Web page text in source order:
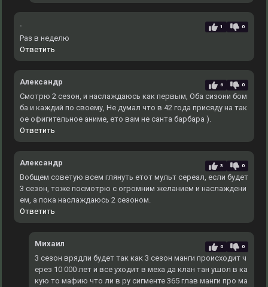
. 1 0
Раз в неделю
Ответить
Александр 6 0
Смотрю 2 сезон, и наслаждаюсь как первым, Оба сизони бом
ба и каждий по своему, Не думал что в 42 года присяду на так
ое офигительное аниме, ето вам не санта барбара ).
Ответить
Александр 3 0
Вобщем советую всем глянуть етот мульт сереал, если будет
3 сезон, тоже посмотрю с огромним желанием и наслаждени
ем, а пока наслаждаюсь 2 сезоном.
Ответить
Михаил 0 0
3 сезон врядли будет так как 3 сезон манги происходит ч
ерез 10 000 лет и все уходит в меха да клан тан ушол в ка
кую то мафию что ли в ру сигменте 365 глав манги про ма